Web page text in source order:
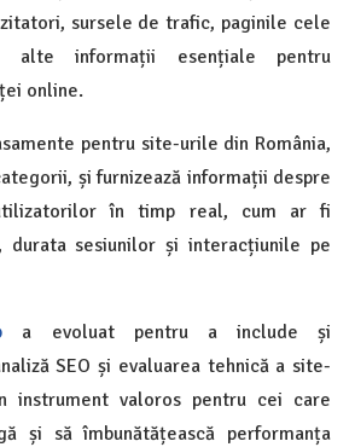
sursele de trafic, paginile cele
alte informații esențiale pentru
online.
pentru site-urile din România,
și furnizează informații despre
în timp real, cum ar fi
durata sesiunilor și interacțiunile pe
a evoluat pentru a include și
SEO și evaluarea tehnică a site-
instrument valoros pentru cei care
și să îmbunătățească performanța